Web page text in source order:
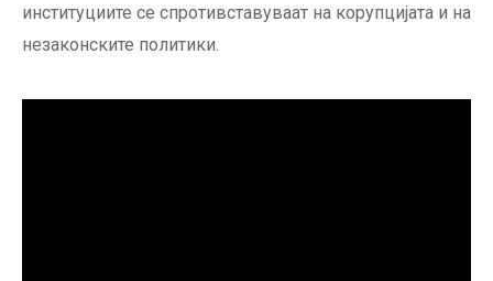
институциите се спротивставуваат на корупцијата и на
незаконските политики.